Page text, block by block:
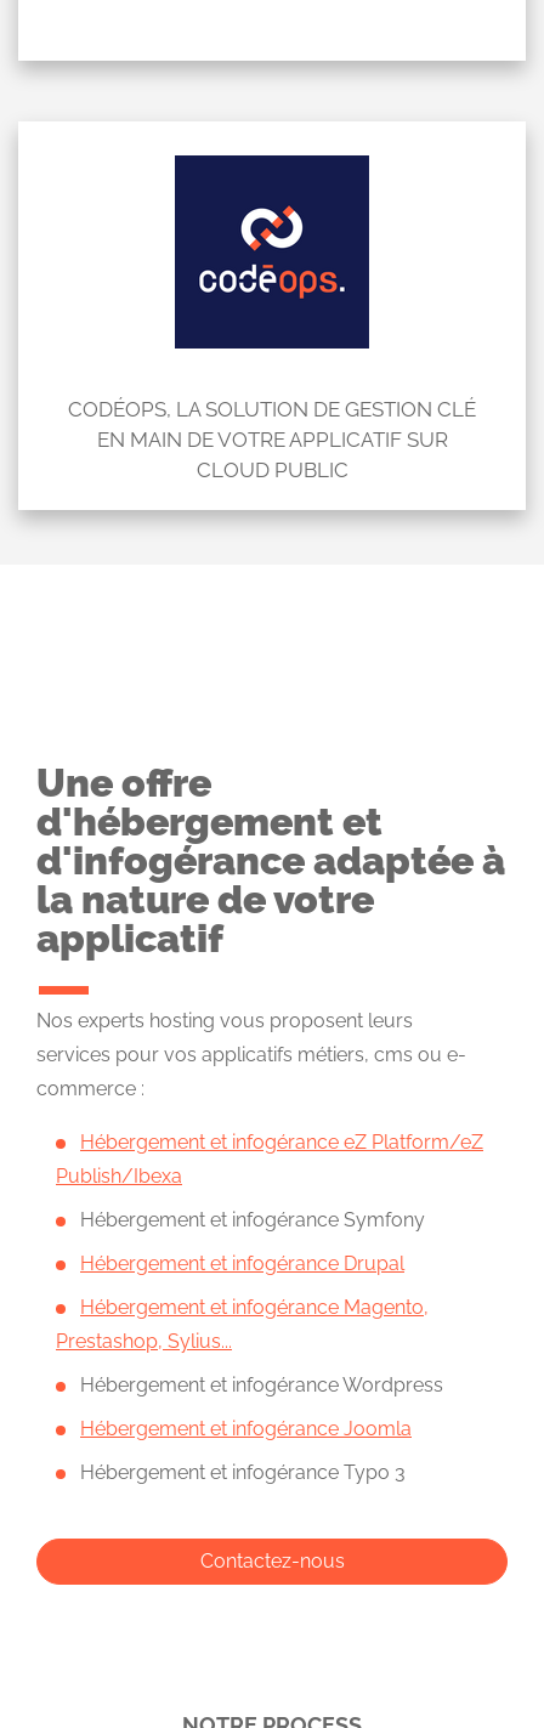
CODÉOPS, LA SOLUTION DE GESTION CLÉ
EN MAIN DE VOTRE APPLICATIF SUR
CLOUD PUBLIC
Une offre
d'hébergement et
d'infogérance adaptée à
la nature de votre
applicatif
Nos experts hosting vous proposent leurs
services pour vos applicatifs métiers, cms ou e-
commerce :
Hébergement et infogérance eZ Platform/eZ
Publish/Ibexa
Hébergement et infogérance Symfony
Hébergement et infogérance Drupal
Hébergement et infogérance Magento,
Prestashop, Sylius...
Hébergement et infogérance Wordpress
Hébergement et infogérance Joomla
Hébergement et infogérance Typo 3
Contactez-nous